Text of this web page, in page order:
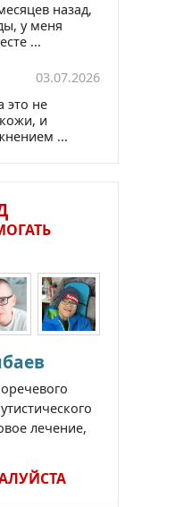
назад,
у меня
...
03.07.2026
это не
и
...
лечение,